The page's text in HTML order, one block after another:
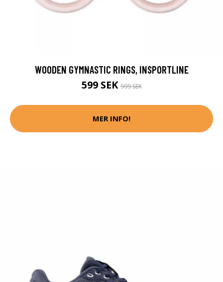
WOODEN GYMNASTIC RINGS, INSPORTLINE
599 SEK999 SEK
MER INFO!